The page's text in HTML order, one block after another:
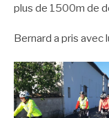
plus de 1500m de
Bernard a pris avec